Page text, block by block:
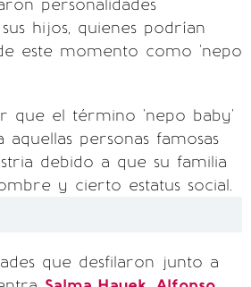
personalidades
hijos, quienes podrían
este momento como 'nepo
que el término 'nepo baby'
personas famosas
debido a que su familia
y cierto estatus social.
que desfilaron junto a